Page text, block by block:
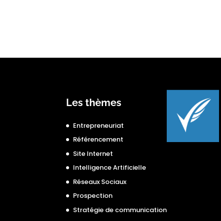
Les thèmes
Entrepreneuriat
Référencement
Site Internet
Intelligence Artificielle
Réseaux Sociaux
Prospection
Stratégie de communication